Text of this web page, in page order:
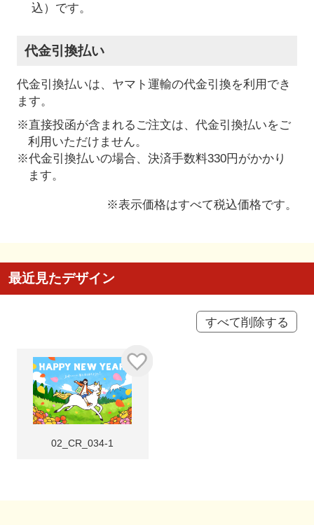
込）です。
代金引換払い
代金引換払いは、ヤマト運輸の代金引換を利用でき
ます。
※直接投函が含まれるご注文は、代金引換払いをご
利用いただけません。
※代金引換払いの場合、決済手数料330円がかかり
ます。
※表示価格はすべて税込価格です。
最近見たデザイン
すべて削除する
02_CR_034-1